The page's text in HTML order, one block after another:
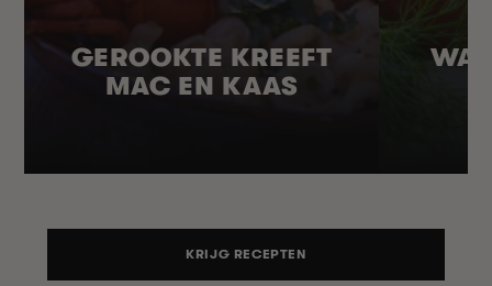
GEROOKTE KREEFT
MAC EN KAAS
KRIJG RECEPTEN